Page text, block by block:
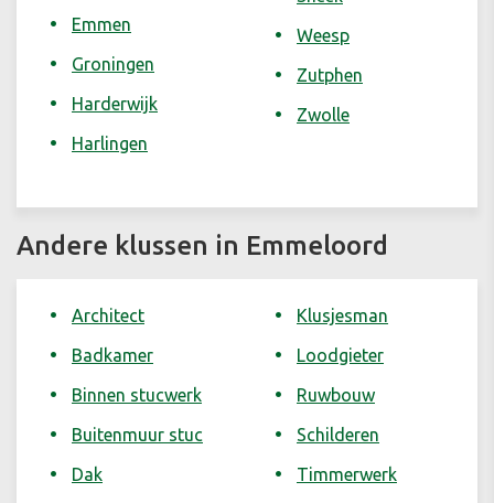
Emmen
Groningen
Harderwijk
Harlingen
Weesp
Zutphen
Zwolle
Andere klussen in Emmeloord
Architect
Badkamer
Binnen stucwerk
Buitenmuur stuc
Dak
Klusjesman
Loodgieter
Ruwbouw
Schilderen
Timmerwerk